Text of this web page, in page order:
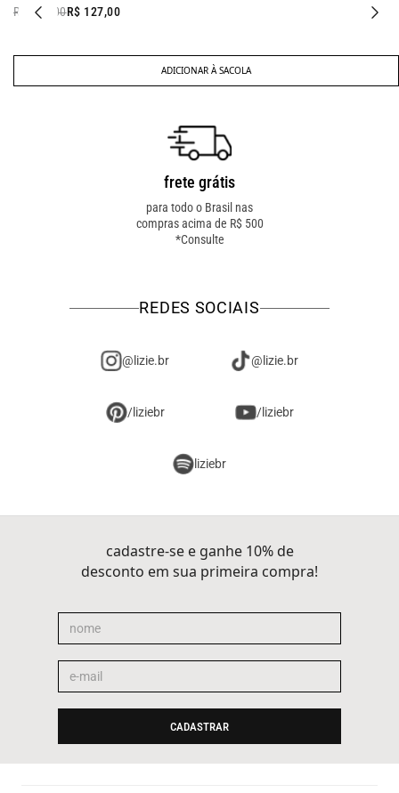
R$ 427,00R$ 127,00
ADICIONAR À SACOLA
frete grátis
para todo o Brasil nas
compras acima de R$ 500
*Consulte
REDES SOCIAIS
@lizie.br @lizie.br
/liziebr /liziebr
liziebr
cadastre-se e ganhe 10% de
desconto em sua primeira compra!
CADASTRAR